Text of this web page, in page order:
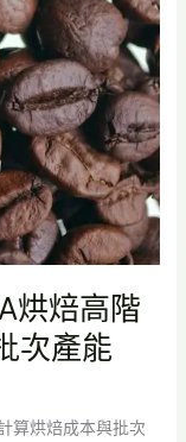
烘焙高階
次產能
算烘焙成本與批次